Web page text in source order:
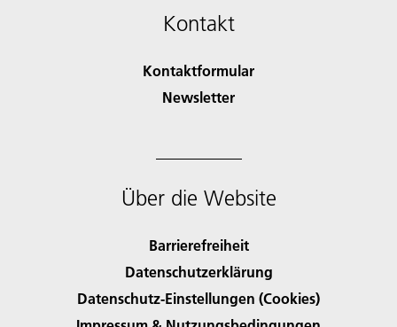
Kontakt
Kontaktformular
Newsletter
Über die Website
Barrierefreiheit
Datenschutzerklärung
Datenschutz-Einstellungen (Cookies)